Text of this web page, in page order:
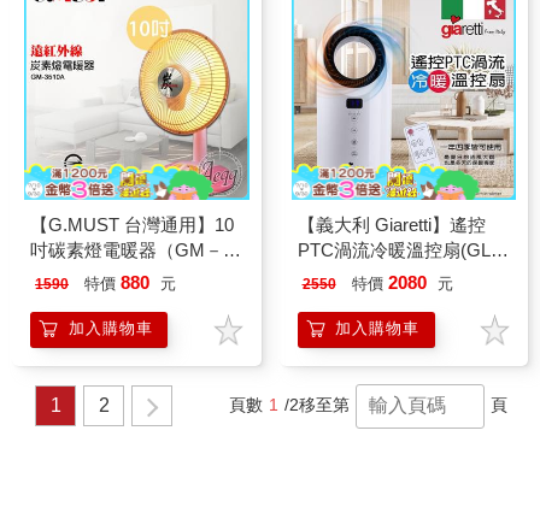
【G.MUST 台灣通用】10
吋碳素燈電暖器（GM－
3510A）
1590 特價 880 元
加入購物車
【義大利 Giaretti】遙控
PTC渦流冷暖溫控扇(GL-
1855)
2550 特價 2080 元
加入購物車
1 2 頁數 1 /2移至第 頁